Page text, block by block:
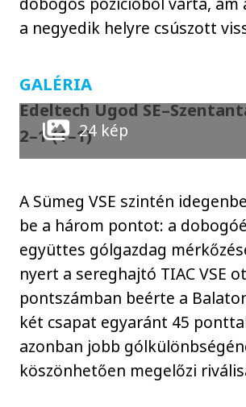
a negyedik helyre csúszott
GALÉRIA
Edeltech Ugod
2–1 (1–1)24 kép
A Sümeg VSE szintén
be a három pontot: a
együttes gólgazdag
nyert a sereghajtó TIAC VSE
pontszámban beérte a
két csapat egyaránt 45
azonban jobb
köszönhetően megelőzi